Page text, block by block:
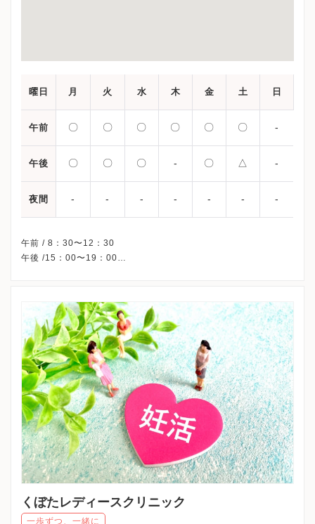
曜日 月 火 水 木 金 土 日
午前 〇 〇 〇 〇 〇 〇 -
午後 〇 〇 〇 - 〇 △ -
夜間 - - - - - - -
午前 / 8：30〜12：30
午後 /15：00〜19：00
※詳細はクリニックHPを確認、または直接お問い合わせくださ
くぼたレディースクリニック
一歩ずつ、一緒に